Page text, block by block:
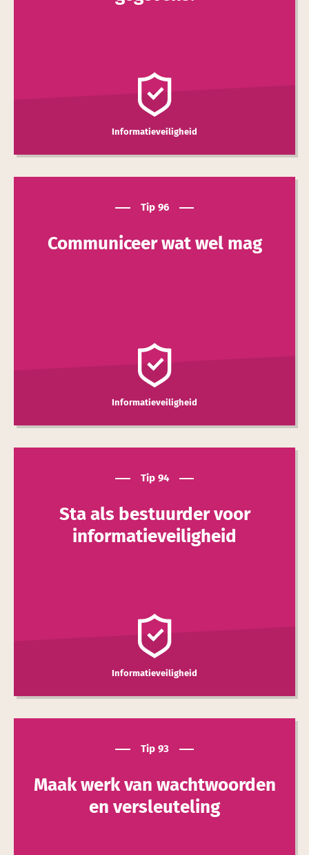
Informatieveiligheid
Tip 96
Communi­ceer wat wel mag
Informatieveiligheid
Tip 94
Sta als bestuurder voor
informatie­veilig­heid
Informatieveiligheid
Tip 93
Maak werk van wacht­woorden
en versleuteling